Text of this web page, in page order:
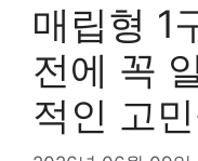
매립형 1
전에 꼭
적인 고